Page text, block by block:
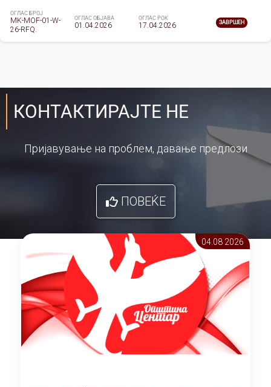
ОГЛАС БРОЈ
MK-MOF-01-W-
26-RFQ.
ОГЛАС ОБЈАВА
01.04.2026
ОГЛАС РОК
17.04.2026 ЗАВРШЕН
КОНТАКТИРАЈТЕ НЕ
Пријавување на проблем, давање предлози
ПОВЕЌЕ
04.08 2026